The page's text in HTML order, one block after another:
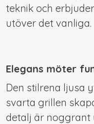
teknik och
utöver det vanliga.
Elegans möter
Den stilrena ljusa
svarta grillen
detalj är noggrant